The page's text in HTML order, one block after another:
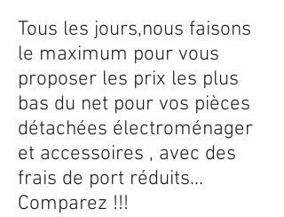
Tous les jours,nous faisons
le maximum pour vous
proposer les prix les plus
bas du net pour vos pièces
détachées électroménager
et accessoires , avec des
frais de port réduits...
Comparez !!!